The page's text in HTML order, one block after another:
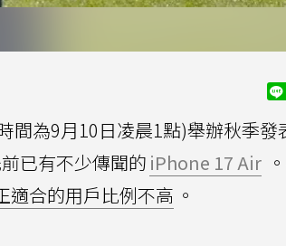
間為9月10日凌晨1點)舉辦秋季發
已有不少傳聞的 iPhone 17 Air
適合的用戶比例不高 。